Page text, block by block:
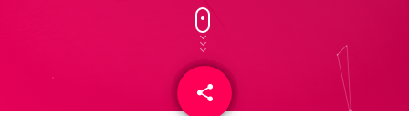
share
email